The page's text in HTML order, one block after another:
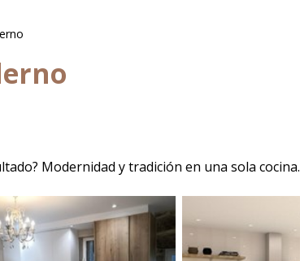
Modernidad y tradición en una sola cocina.